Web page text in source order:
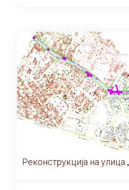
Реконструкција на улица